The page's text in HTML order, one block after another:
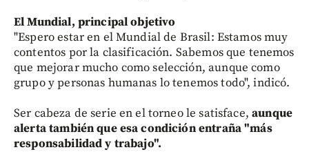
El Mundial, principal objetivo
"Espero estar en el Mundial de Brasil: Estamos muy
contentos por la clasificación. Sabemos que tenemos
que mejorar mucho como selección, aunque como
grupo y personas humanas lo tenemos todo", indicó.
Ser cabeza de serie en el torneo le satisface,aunque
alerta también que esa condición entraña "más
responsabilidad y trabajo".